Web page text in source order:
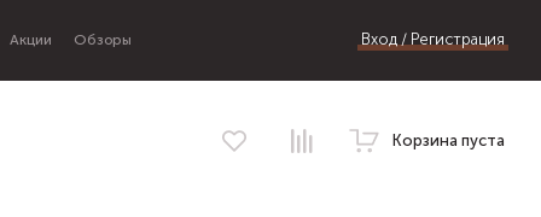
Акции Обзоры Вход / Регистрация
Корзина пуста